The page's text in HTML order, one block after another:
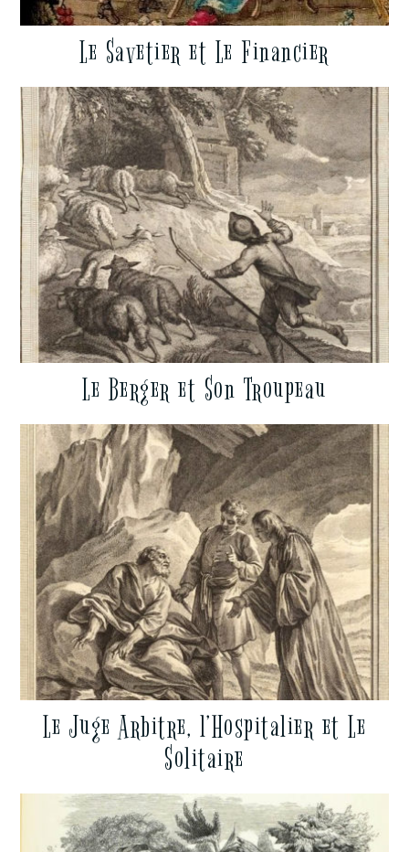
Le Savetier et Le Financier
Le Berger et Son Troupeau
Le Juge Arbitre, l’Hospitalier et Le
Solitaire